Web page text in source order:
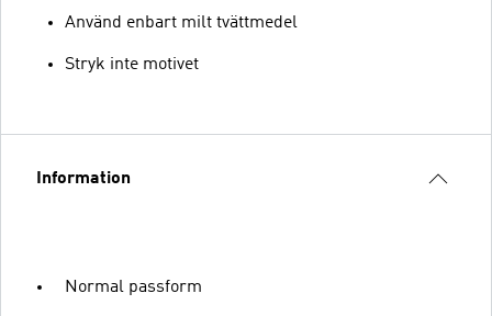
Använd enbart milt tvättmedel
Stryk inte motivet
Information
Normal passform